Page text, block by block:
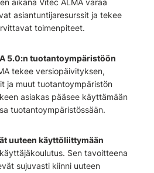
aikana Vitec ALMA varaa
asiantuntijaresurssit ja tekee
toimenpiteet.
5.0:n tuotantoympäristöön
tekee versiopäivityksen,
ja muut tuotantoympäristön
asiakas pääsee käyttämään
tuotantoympäristössään.
uuteen käyttöliittymään
Sen tavoitteena
sujuvasti kiinni uuteen